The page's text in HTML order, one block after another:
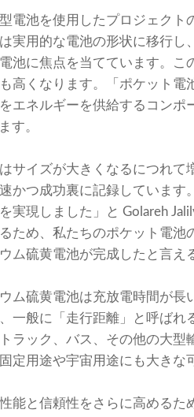
電池を使用したプロジェク
実用的な電池の形状に移行
池に焦点を当てています。
高くなります。「ポケット
エネルギーを供給するコン
す。
サイズが大きくなるにつれて
かつ成功裏に記録していま
実現しました」と Golareh
ため、私たちのポケット電
ム硫黄電池が完成したと言え
ム硫黄電池は充放電時間が長
一般に「走行距離」と呼ば
ラック、バス、その他の大
定用途や宇宙用途にも大きな
能と信頼性をさらに高めるた